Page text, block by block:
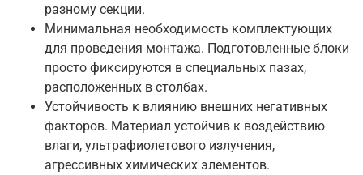
разному секции.
Минимальная необходимость комплектующих
для проведения монтажа. Подготовленные блоки
просто фиксируются в специальных пазах,
расположенных в столбах.
Устойчивость к влиянию внешних негативных
факторов. Материал устойчив к воздействию
влаги, ультрафиолетового излучения,
агрессивных химических элементов.